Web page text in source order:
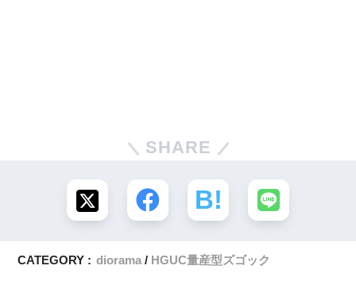
SHARE
CATEGORY : diorama HGUC量産型ズゴック